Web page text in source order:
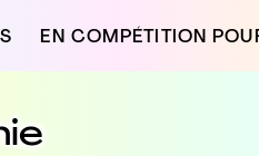
EN COMPÉTITION